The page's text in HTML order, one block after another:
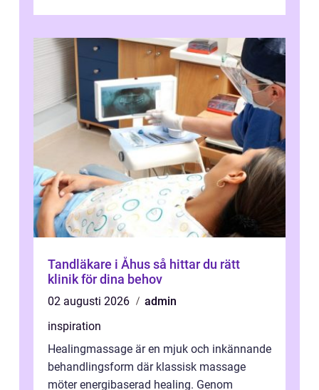
Tandläkare i Åhus så hittar du rätt
klinik för dina behov
02 augusti 2026
admin
inspiration
Healingmassage är en mjuk och inkännande
behandlingsform där klassisk massage
möter energibaserad healing. Genom